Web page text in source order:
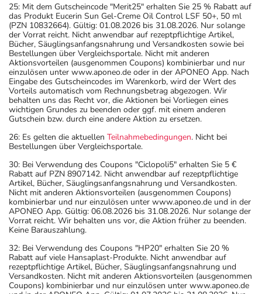
25: Mit dem Gutscheincode "Merit25" erhalten Sie 25 % Rabatt auf
das Produkt Eucerin Sun Gel-Creme Oil Control LSF 50+, 50 ml
(PZN 10832664). Gültig: 01.08.2026 bis 31.08.2026. Nur solange
der Vorrat reicht. Nicht anwendbar auf rezeptpflichtige Artikel,
Bücher, Säuglingsanfangsnahrung und Versandkosten sowie bei
Bestellungen über Vergleichsportale. Nicht mit anderen
Aktionsvorteilen (ausgenommen Coupons) kombinierbar und nur
einzulösen unter www.aponeo.de oder in der APONEO App. Nach
Eingabe des Gutscheincodes im Warenkorb, wird der Wert des
Vorteils automatisch vom Rechnungsbetrag abgezogen. Wir
behalten uns das Recht vor, die Aktionen bei Vorliegen eines
wichtigen Grundes zu beenden oder ggf. mit einem anderen
Gutschein bzw. durch eine andere Aktion zu ersetzen.
26: Es gelten die aktuellen Teilnahmebedingungen. Nicht bei
Bestellungen über Vergleichsportale.
30: Bei Verwendung des Coupons "Ciclopoli5" erhalten Sie 5 €
Rabatt auf PZN 8907142. Nicht anwendbar auf rezeptpflichtige
Artikel, Bücher, Säuglingsanfangsnahrung und Versandkosten.
Nicht mit anderen Aktionsvorteilen (ausgenommen Coupons)
kombinierbar und nur einzulösen unter www.aponeo.de und in der
APONEO App. Gültig: 06.08.2026 bis 31.08.2026. Nur solange der
Vorrat reicht. Wir behalten uns vor, die Aktion früher zu beenden.
Keine Barauszahlung.
32: Bei Verwendung des Coupons "HP20" erhalten Sie 20 %
Rabatt auf viele Hansaplast-Produkte. Nicht anwendbar auf
rezeptpflichtige Artikel, Bücher, Säuglingsanfangsnahrung und
Versandkosten. Nicht mit anderen Aktionsvorteilen (ausgenommen
Coupons) kombinierbar und nur einzulösen unter www.aponeo.de